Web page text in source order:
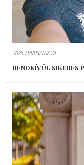
2025. AUGUSZTUS 29.
RENDKÍVÜL SIKERES